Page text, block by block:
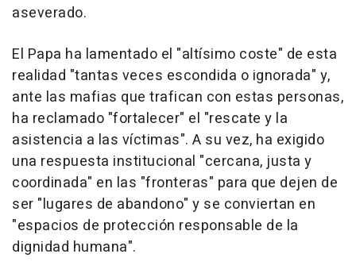
aseverado.
El Papa ha lamentado el "altísimo coste" de esta
realidad "tantas veces escondida o ignorada" y,
ante las mafias que trafican con estas personas,
ha reclamado "fortalecer" el "rescate y la
asistencia a las víctimas". A su vez, ha exigido
una respuesta institucional "cercana, justa y
coordinada" en las "fronteras" para que dejen de
ser "lugares de abandono" y se conviertan en
"espacios de protección responsable de la
dignidad humana".